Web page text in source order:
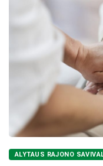
ALYTAUS RAJONO